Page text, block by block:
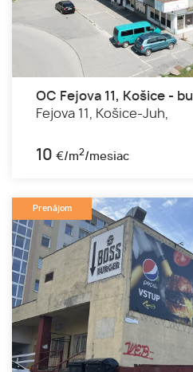
OC Fejova 11, Košice -
Fejova 11,
Košice-Juh,
10 €/m2/mesiac
Prenájom